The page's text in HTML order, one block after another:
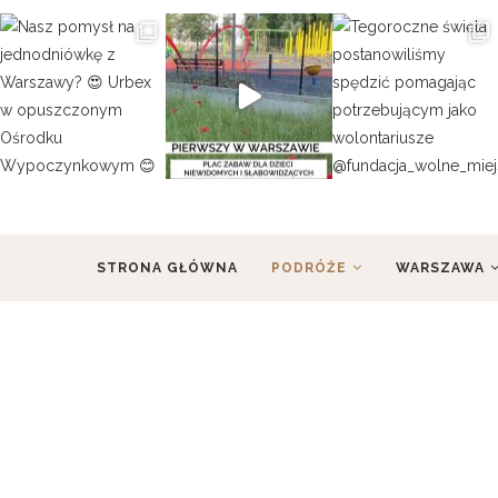
STRONA GŁÓWNA PODRÓŻE WARSZAWA